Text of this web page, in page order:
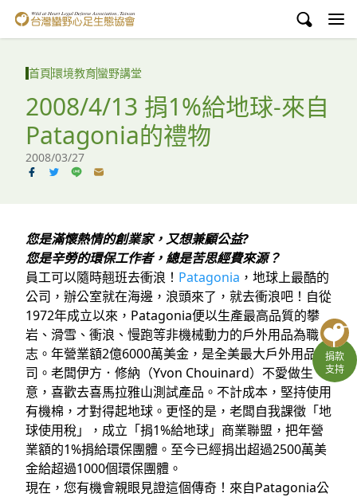
台灣蠻野心足生態協會
環境教育
白海豚媽祖宮
English
臉書
YouTube
捐款
支持
首頁環境教育蠻野講堂
2008/4/13 捐1%給地球-來自
Patagonia的禮物
2008/03/27
您是滿懷熱情的創業家，又想兼顧公益?
您是辛勞的環保工作者，總是苦思經費來源？
員工可以隨時翹班去衝浪！ Patagonia ，地球上最酷的
公司，辦公室就在海邊，浪頭來了，就去衝浪吧！自從
1972年成立以來，Patagonia便以生產最高品質的攀
岩、滑雪、衝浪、慢跑等非機械動力的戶外用品為職
志。年營業額2億6000萬美金，是全美最大戶外用品公
司。老闆伊方．修納（Yvon Chouinard）不愛做生
意，喜歡去喜馬拉雅山測試產品。不計成本，堅持使用
有機棉，才對得起地球。更怪的是，老闆自我課徵「地
球使用稅」，成立「捐1%給地球」商業聯盟，把年營
業額的1%捐給環保團體。至今已經捐出超過2500萬美
金給超過1000個環保團體。
現在，您有機會親眼見證這個傳奇！來自Patagonia公